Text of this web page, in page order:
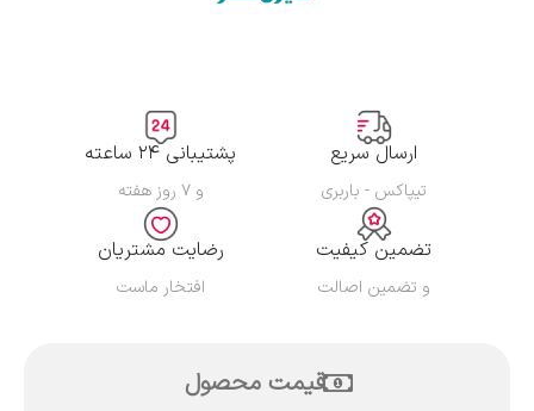
ارسال سریع
تیپاکس - باربری
پشتیبانی ۲۴ ساعته
و ۷ روز هفته
تضمین کیفیت
و تضمین اصالت
رضایت مشتریان
افتخار ماست
قیمت محصول